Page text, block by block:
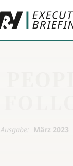
Ausgabe: März 2023